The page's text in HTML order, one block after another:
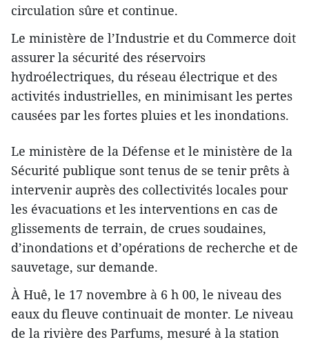
circulation sûre et continue.
Le ministère de l’Industrie et du Commerce doit
assurer la sécurité des réservoirs
hydroélectriques, du réseau électrique et des
activités industrielles, en minimisant les pertes
causées par les fortes pluies et les inondations.
Le ministère de la Défense et le ministère de la
Sécurité publique sont tenus de se tenir prêts à
intervenir auprès des collectivités locales pour
les évacuations et les interventions en cas de
glissements de terrain, de crues soudaines,
d’inondations et d’opérations de recherche et de
sauvetage, sur demande.
À Huê, le 17 novembre à 6 h 00, le niveau des
eaux du fleuve continuait de monter. Le niveau
de la rivière des Parfums, mesuré à la station